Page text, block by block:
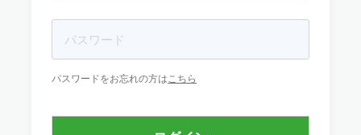
パスワードをお忘れの方はこちら